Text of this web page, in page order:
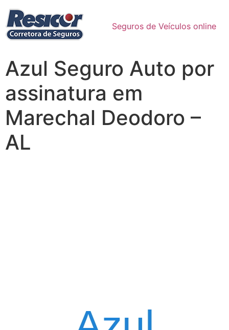
Seguros de Veículos online
Azul Seguro Auto por
assinatura em
Marechal Deodoro –
AL